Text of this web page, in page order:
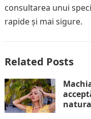
consultarea unui
rapide și mai sigure.
Related Posts